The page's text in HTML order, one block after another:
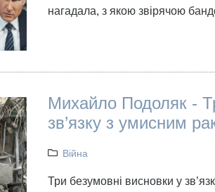
нагадала, з якою звірячою
Михайло Подоляк -
зв’язку з умисним
Війна
Три безумовні висновки у